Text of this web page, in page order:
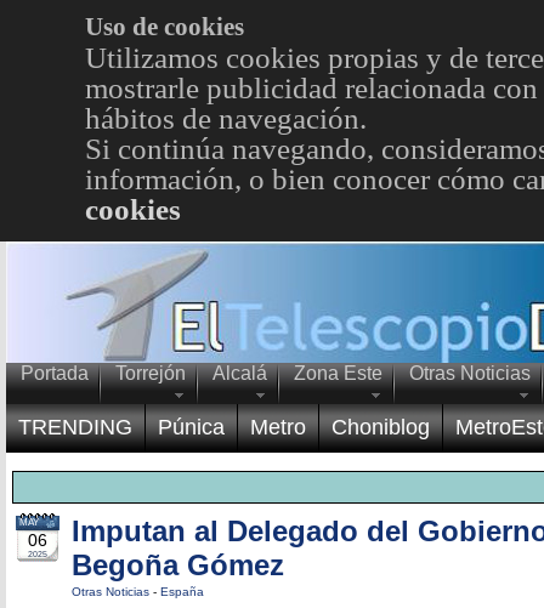
Uso de cookies
Utilizamos cookies propias y de
mostrarle publicidad relacionada
hábitos de navegación.
Si continúa navegando,
información, o bien conocer cómo
cookies
Portada Torrejón Alcalá Zona Este Otras Noticias
TRENDING Púnica Metro Choniblog
06
MAY
2025
Imputan al Delegado del
Begoña Gómez
Otras Noticias - España